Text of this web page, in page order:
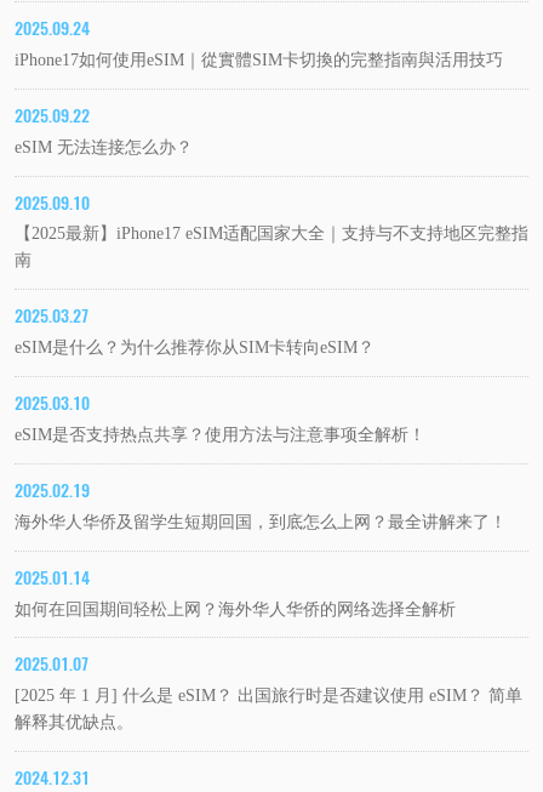
2025.09.24
iPhone17如何使用eSIM｜從實體SIM卡切換的完整指南與活用技巧
2025.09.22
eSIM 无法连接怎么办？
2025.09.10
【2025最新】iPhone17 eSIM适配国家大全｜支持与不支持地区完整指
南
2025.03.27
eSIM是什么？为什么推荐你从SIM卡转向eSIM？
2025.03.10
eSIM是否支持热点共享？使用方法与注意事项全解析！
2025.02.19
海外华人华侨及留学生短期回国，到底怎么上网？最全讲解来了！
2025.01.14
如何在回国期间轻松上网？海外华人华侨的网络选择全解析
2025.01.07
[2025 年 1 月] 什么是 eSIM？ 出国旅行时是否建议使用 eSIM？ 简单
解释其优缺点。
2024.12.31